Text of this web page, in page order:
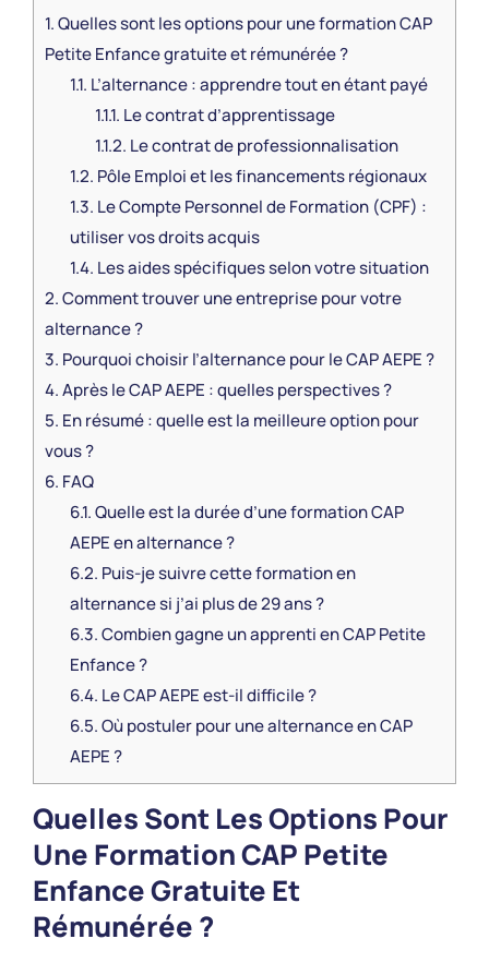
1.Quelles sont les options pour une formation CAP
Petite Enfance gratuite et rémunérée ?
1.1. L’alternance : apprendre tout en étant payé
1.1.1. Le contrat d’apprentissage
1.1.2. Le contrat de professionnalisation
1.2. Pôle Emploi et les financements régionaux
1.3. Le Compte Personnel de Formation (CPF) :
utiliser vos droits acquis
1.4. Les aides spécifiques selon votre situation
2.Comment trouver une entreprise pour votre
alternance ?
3. Pourquoi choisir l’alternance pour le CAP AEPE ?
4.Après le CAP AEPE : quelles perspectives ?
5. En résumé : quelle est la meilleure option pour
vous ?
6. FAQ
6.1.Quelle est la durée d’une formation CAP
AEPE en alternance ?
6.2. Puis-je suivre cette formation en
alternance si j’ai plus de 29 ans ?
6.3.Combien gagne un apprenti en CAP Petite
Enfance ?
6.4. Le CAP AEPE est-il difficile ?
6.5.Où postuler pour une alternance en CAP
AEPE ?
Quelles Sont Les Options Pour
Une Formation CAP Petite
Enfance Gratuite Et
Rémunérée ?